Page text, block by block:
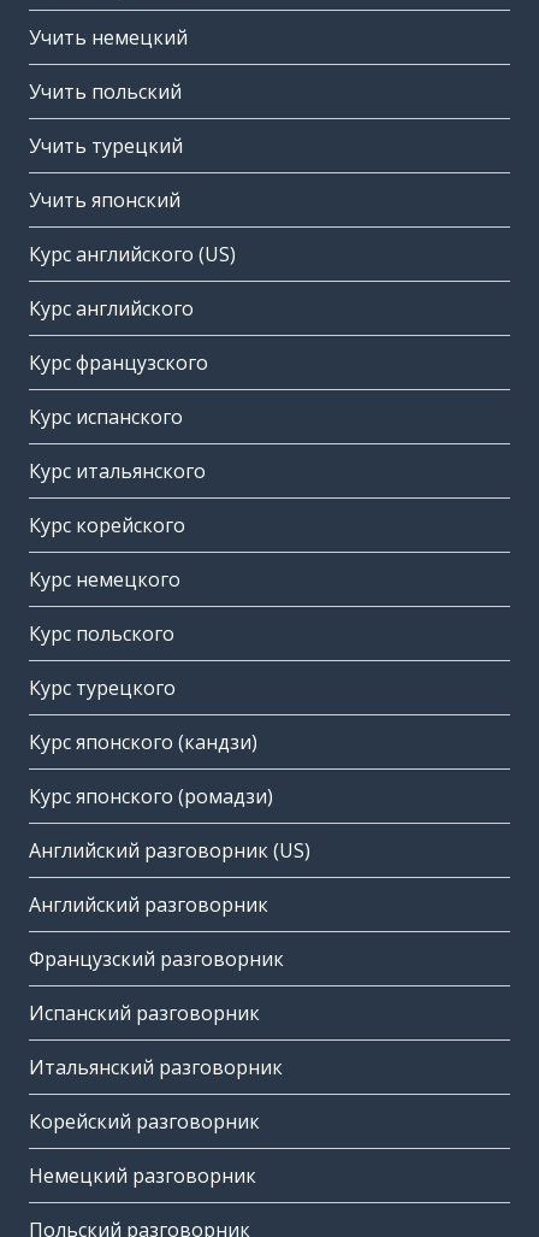
Учить немецкий
Учить польский
Учить турецкий
Учить японский
Курс английского (US)
Курс английского
Курс французского
Курс испанского
Курс итальянского
Курс корейского
Курс немецкого
Курс польского
Курс турецкого
Курс японского (кандзи)
Курс японского (ромадзи)
Английский разговорник (US)
Английский разговорник
Французский разговорник
Испанский разговорник
Итальянский разговорник
Корейский разговорник
Немецкий разговорник
Польский разговорник